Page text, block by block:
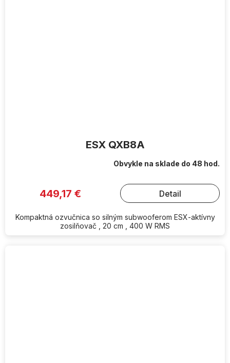
ESX QXB8A
Obvykle na sklade do 48 hod.
449,17 € Detail
Kompaktná ozvučnica so silným subwooferom ESX-aktívny
zosilňovač , 20 cm , 400 W RMS